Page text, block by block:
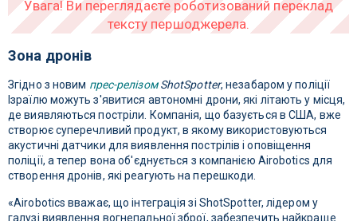
Зона дронів
Згідно з новим прес-релізом ShotSpotter, незабаром у поліції
Ізраїлю можуть з'явитися автономні дрони, які літають у місця,
де виявляються постріли. Компанія, що базується в США, вже
створює суперечливий продукт, в якому використовуються
акустичні датчики для виявлення пострілів і оповіщення
поліції, а тепер вона об'єднується з компанією Airobotics для
створення дронів, які реагують на перешкоди.
«Airobotics вважає, що інтеграція зі ShotSpotter, лідером у
галузі виявлення вогнепальної зброї, забезпечить найкраще